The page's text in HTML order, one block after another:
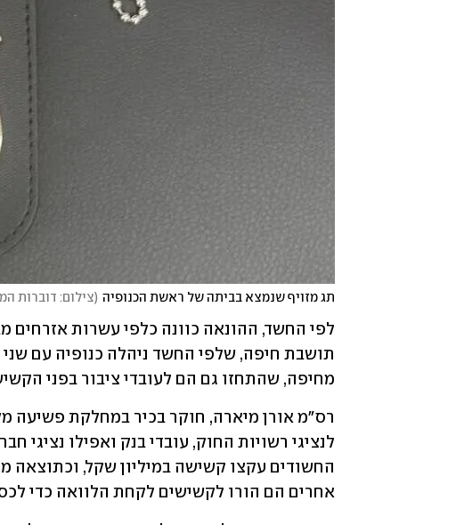
תג מזויף שנמצא בביתה של ראשת הכנופיה (צילום: דוברות
מחיפה, שהתחזו גם הם לעובדי ציבור בפני
אחרים הם הורו לקשישים לקחת הלוואה כדי